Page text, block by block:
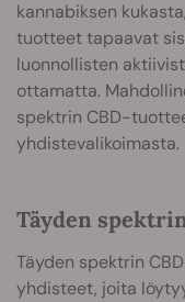
kannabiksen
tuotteet tapaavat
luonnollisten
ottamatta.
spektrin CBD-
yhdistevalikoimasta.
Täyden
Täyden spektrin
yhdisteet, joita